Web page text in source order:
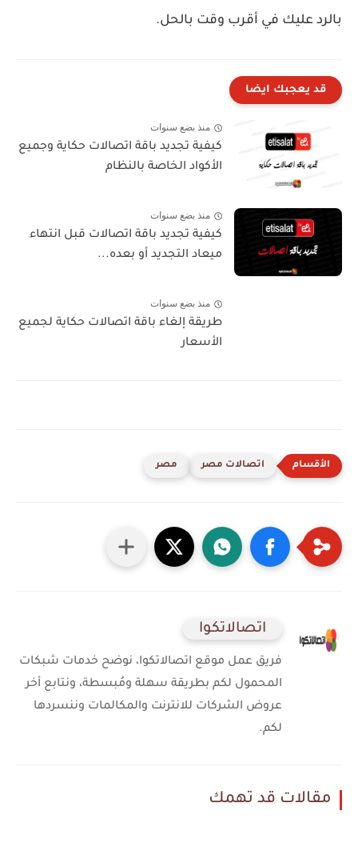
بالرد عليك في أقرب وقت بالحل.
قد يعجبك ايضا
منذ بضع سنوات
كيفية تجديد باقة اتصالات حكاية وجميع
الأكواد الخاصة بالنظام
منذ بضع سنوات
كيفية تجديد باقة اتصالات قبل انتهاء
ميعاد التجديد أو بعده...
منذ بضع سنوات
طريقة إلغاء باقة اتصالات حكاية لجميع
الأسعار
اتصالات مصر مصر
اتصالاتكوا
فريق عمل موقع اتصالاتكوا، نوضح خدمات شبكات
المحمول لكم بطريقة سهلة ومُبسطة، ونتابع أخر
عروض الشركات للانترنت والمكالمات وننسردها
لكم.
مقالات قد تهمك